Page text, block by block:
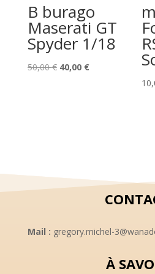
B burago
Maserati GT
Spyder 1/18
50,00€ Le
40,00 €Le
Mail : gregory.michel-
À